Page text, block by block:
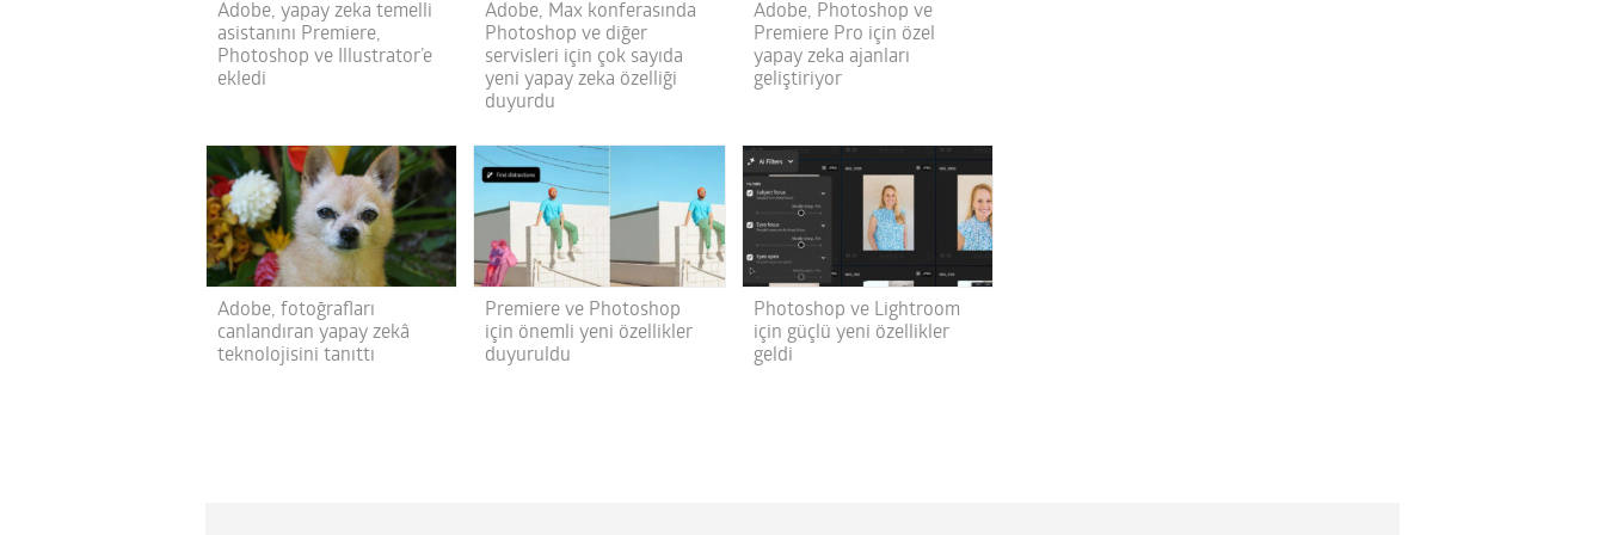
Adobe, yapay zeka temelli
asistanını Premiere,
Photoshop ve Illustrator’e
ekledi
Adobe, Max konferasında
Photoshop ve diğer
servisleri için çok sayıda
yeni yapay zeka özelliği
duyurdu
Adobe, Photoshop ve
Premiere Pro için özel
yapay zeka ajanları
geliştiriyor
Adobe, fotoğrafları
canlandıran yapay zekâ
teknolojisini tanıttı
Premiere ve Photoshop
için önemli yeni özellikler
duyuruldu
Photoshop ve Lightroom
için güçlü yeni özellikler
geldi